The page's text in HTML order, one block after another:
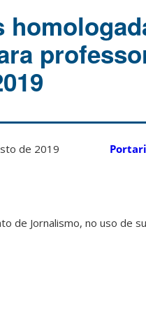
agosto de 2019
de Jornalismo, no uso de